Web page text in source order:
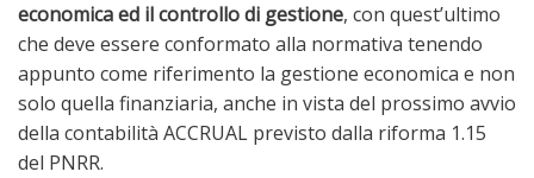
economica ed il controllo di gestione, con quest’ultimo
che deve essere conformato alla normativa tenendo
appunto come riferimento la gestione economica e non
solo quella finanziaria, anche in vista del prossimo avvio
della contabilità ACCRUAL previsto dalla riforma 1.15
del PNRR.